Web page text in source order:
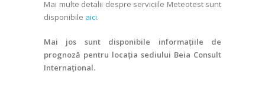
Mai multe detalii despre serviciile Meteotest sunt
disponibile aici.
Mai jos sunt disponibile informațiile de
prognoză pentru locația sediului Beia Consult
Internațional.